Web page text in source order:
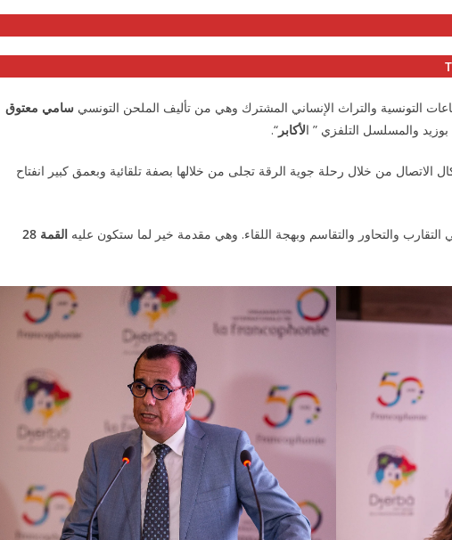
التونسية والتراث الإنساني المشترك وهي من تأليف الملحن التونسي سامي معتوق
بوزيد والمسلسل التلفزي ” الأكابر “.
الاتصال من خلال رحلة جوية الرقة تجلى من خلالها بصفة تلقائية وبعمق كبير انفتاح
التقارب والتحاور والتقاسم وبهجة اللقاء. وهي مقدمة خير لما ستكون عليه
القمة 28